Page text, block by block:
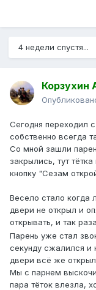
4 недели спустя...
Корзухин
Сегодня переходил
собственно всегда
Со мной зашли
закрылись, тут
кнопку "Сезам
Весело стало когда
двери не открыл и
открывать, и так
Парень уже стал
секунду сжалился и
двери всё же
Мы с парнем
пара тёток влезла,